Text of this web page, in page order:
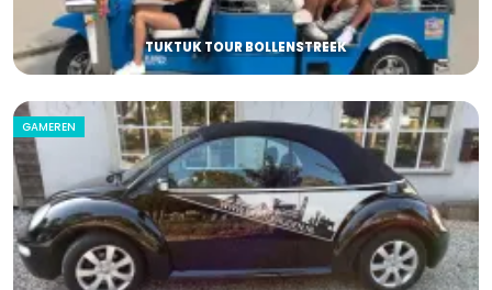
TUKTUK TOUR BOLLENSTREEK
GAMEREN